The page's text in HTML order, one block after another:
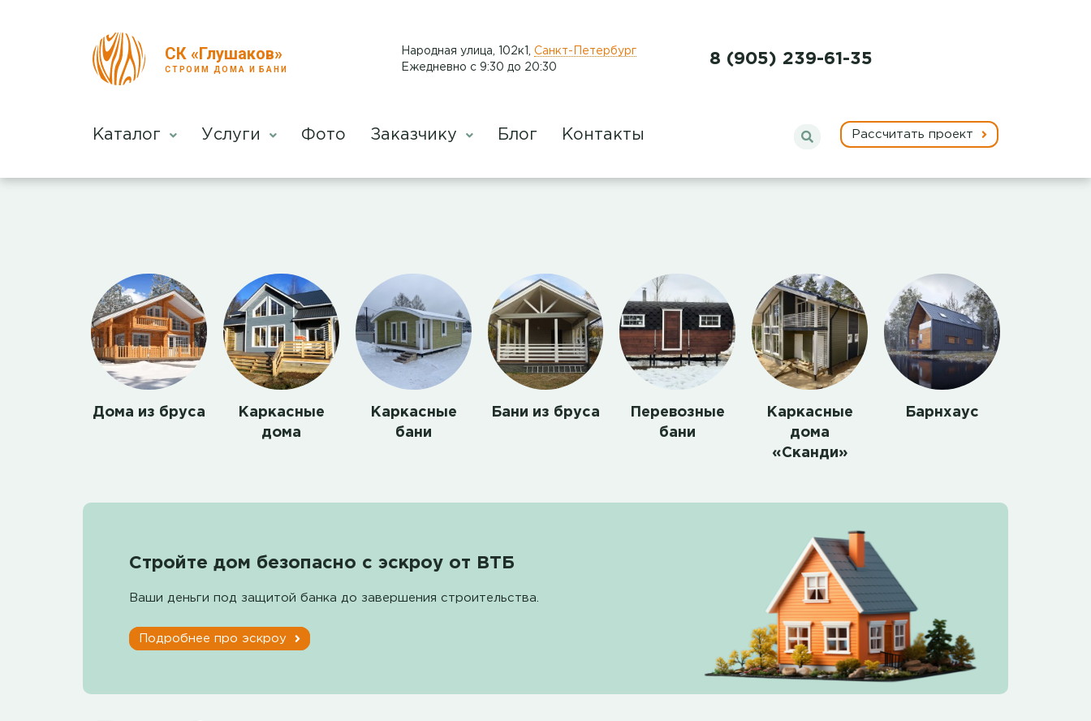
СК «Глушаков»
СТРОИМ ДОМА И БАНИ
Народная улица, 102к1
Санкт-Петербург
Ежедневно с 9:30 до 20:30
8 (905) 239-61-35
Каталог Услуги Фото Заказчику Блог Контакты Рассчитать проект
Дома из бруса
Каркасные
дома
Каркасные
бани
Бани из бруса
Перевозные
бани
Каркасные
дома
«Сканди»
Барнхаус
Стройте дом безопасно с эскроу от ВТБ
Ваши деньги под защитой банка до завершения строительства.
Подробнее про эскроу